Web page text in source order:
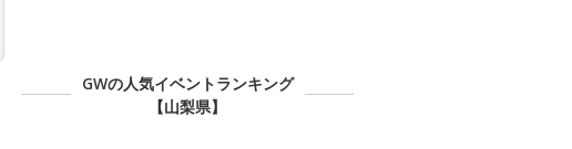
GWの人気イベントランキング
【山梨県】